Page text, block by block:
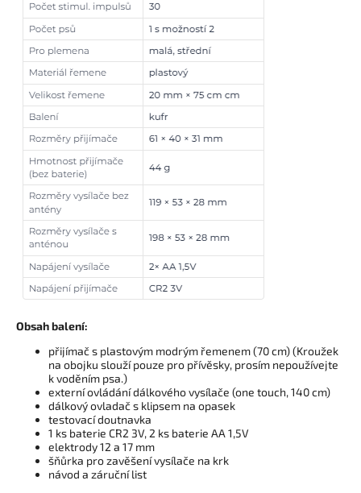
Obsah balení:
přijímač s plastovým modrým řemenem (70 cm) (Kroužek
na obojku slouží pouze pro přívěsky, prosím nepoužívejte
k voděním psa.)
externí ovládání dálkového vysílače (one touch, 140 cm)
dálkový ovladač s klipsem na opasek
testovací doutnavka
1 ks baterie CR2 3V, 2 ks baterie AA 1,5V
elektrody 12 a 17 mm
šňůrka pro zavěšení vysílače na krk
návod a záruční list